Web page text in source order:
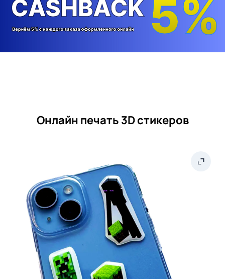
Онлайн печать 3D стикеров